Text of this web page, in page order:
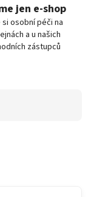
jen e-shop
osobní péči na
a u našich
zástupců